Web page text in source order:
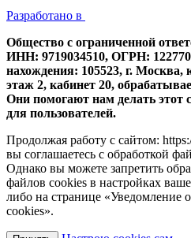
Разработано в
Общество с ограниченной
ИНН: 9719034510, ОГРН:
нахождения: 105523, г.
этаж 2, кабинет 20,
Они помогают нам делать этот
для пользователей.
Продолжая работу с сайтом:
вы соглашаетесь с обработкой
Однако вы можете запретить
файлов cookies в настройках
либо на странице «Уведомление
cookies».